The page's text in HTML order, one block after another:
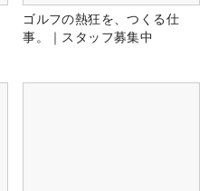
ゴルフの熱狂を、つくる仕
事。｜スタッフ募集中